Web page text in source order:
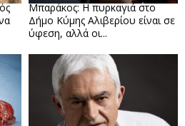
Μπαράκος: Η πυρκαγιά στο
Δήμο Κύμης Αλιβερίου είναι σε
ύφεση, αλλά οι...